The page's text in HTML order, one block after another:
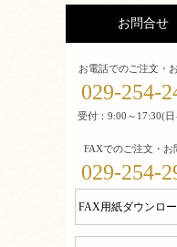
お問合せ
お電話でのご注文・
029-254-
受付：9:00～17:30(
FAXでのご注文・お
029-254-
FAX用紙ダウンロ